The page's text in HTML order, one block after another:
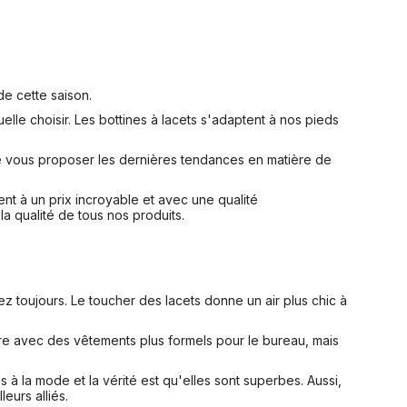
cette saison.
choisir. Les bottines à lacets s'adaptent à nos pieds
proposer les dernières tendances en matière de
à un prix incroyable et avec une qualité
qualité de tous nos produits.
toujours. Le toucher des lacets donne un air plus chic à
avec des vêtements plus formels pour le bureau, mais
la mode et la vérité est qu'elles sont superbes. Aussi,
alliés.